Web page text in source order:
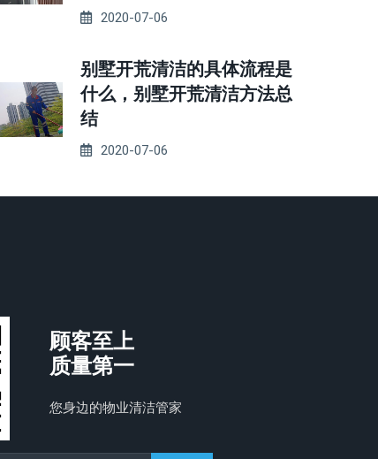
2020-07-06
别墅开荒清洁的具体流程是
什么，别墅开荒清洁方法总
结
2020-07-06
顾客至上
质量第一
您身边的物业清洁管家